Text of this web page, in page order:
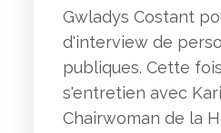
Gwladys Costant
d'interview de
publiques. Cette
s'entretien avec
Chairwoman de la